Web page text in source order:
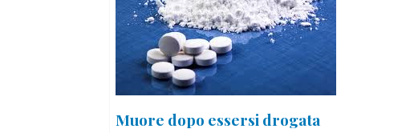
Muore dopo essersi drogata